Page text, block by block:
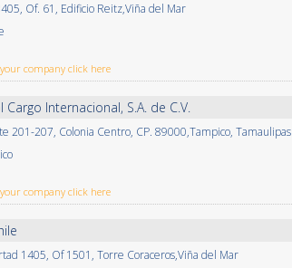
Of. 61, Edificio Reitz,Viña del Mar
company click here
Cargo Internacional, S.A. de C.V.
201-207, Colonia Centro, CP. 89000,Tampico, Tamaulipas
company click here
1405, Of 1501, Torre Coraceros,Viña del Mar